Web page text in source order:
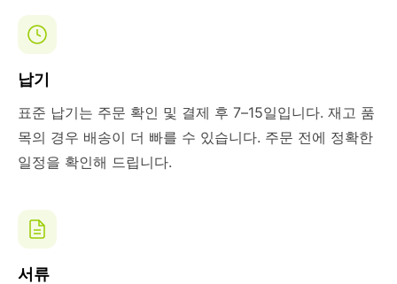
납기
표준 납기는 주문 확인 및 결제 후 7–15일입니다. 재고 품
목의 경우 배송이 더 빠를 수 있습니다. 주문 전에 정확한
일정을 확인해 드립니다.
서류